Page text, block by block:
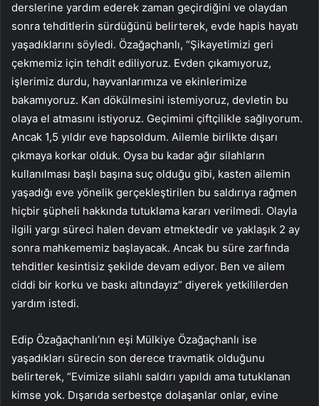
derslerine yardım ederek zaman geçirdiğini ve olaydan
sonra tehditlerin sürdüğünü belirterek, evde hapis hayatı
yaşadıklarını söyledi. Özağaçhanlı, “Şikayetimizi geri
çekmemiz için tehdit ediliyoruz. Evden çıkamıyoruz,
işlerimiz durdu, hayvanlarımıza ve ekinlerimize
bakamıyoruz. Kan dökülmesini istemiyoruz, devletin bu
olaya el atmasını istiyoruz. Geçimimi çiftçilikle sağlıyorum.
Ancak 1,5 yıldır eve hapsoldum. Ailemle birlikte dışarı
çıkmaya korkar olduk. Oysa bu kadar ağır silahların
kullanılması başlı başına suç olduğu gibi, kasten ailemin
yaşadığı eve yönelik gerçekleştirilen bu saldırıya rağmen
hiçbir şüpheli hakkında tutuklama kararı verilmedi. Olayla
ilgili yargı süreci halen devam etmektedir ve yaklaşık 2 ay
sonra mahkememiz başlayacak. Ancak bu süre zarfında
tehditler kesintisiz şekilde devam ediyor. Ben ve ailem
ciddi bir korku ve baskı altındayız” diyerek yetkililerden
yardım istedi.
Edip Özağaçhanlı’nın eşi Mülkiye Özağaçhanlı ise
yaşadıkları sürecin son derece travmatik olduğunu
belirterek, “Evimize silahlı saldırı yapıldı ama tutuklanan
kimse yok. Dışarıda serbestçe dolaşanlar onlar, evine